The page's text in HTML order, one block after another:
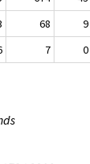
68 9
7 0